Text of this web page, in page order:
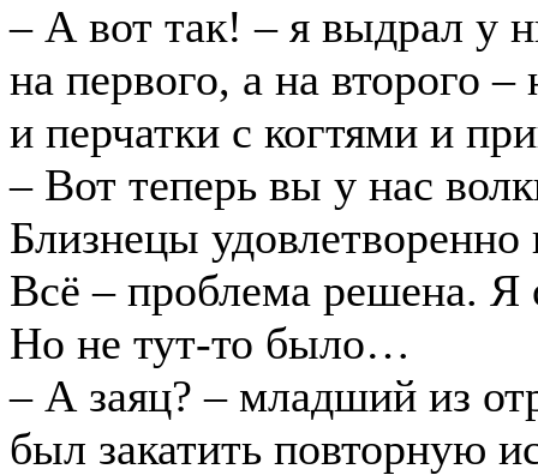
– А вот так! – я выдрал у
на первого, а на второго
и перчатки с когтями и
– Вот теперь вы у нас
Близнецы удовлетворенно
Всё – проблема решена. Я
Но не тут-то было…
– А заяц? – младший из
был закатить повторную